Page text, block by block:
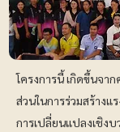
โครงการนี้ เกิดขึ้นจา
ส่วนในการร่วมสร้าง
การเปลี่ยนแปลงเชิง